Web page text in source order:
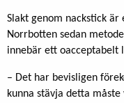
Slakt genom nackstick
Norrbotten sedan
innebär ett oacceptabelt
– Det har bevisligen
kunna stävja detta